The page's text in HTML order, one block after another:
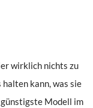
wirklich nichts zu
kann, was sie
Modell im